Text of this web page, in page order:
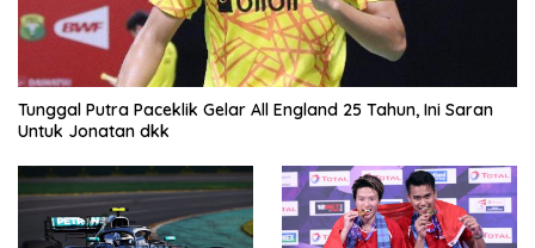
Tunggal Putra Paceklik Gelar All England 25 Tahun, Ini Saran
Untuk Jonatan dkk